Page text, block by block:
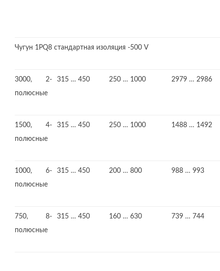
Чугун 1PQ8 стандартная изоляция -500 V
3000, 2-
полюсные
315 … 450 250 … 1000 2979 … 2986
1500, 4-
полюсные
315 … 450 250 … 1000 1488 … 1492
1000, 6-
полюсные
315 … 450 200 … 800 988 … 993
750, 8-
полюсные
315 … 450 160 … 630 739 … 744